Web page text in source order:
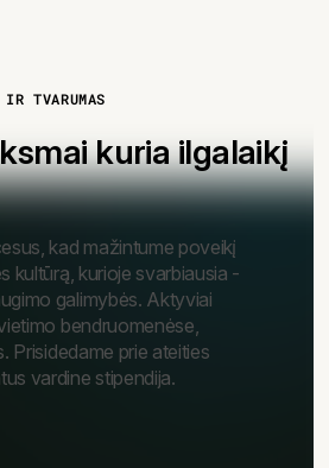
TVARUMAS
kuria ilgalaikį
kad mažintume poveikį
kultūrą, kurioje svarbiausia -
galimybės. Aktyviai
bendruomenėse,
Prisidedame prie ateities
vardine stipendija.